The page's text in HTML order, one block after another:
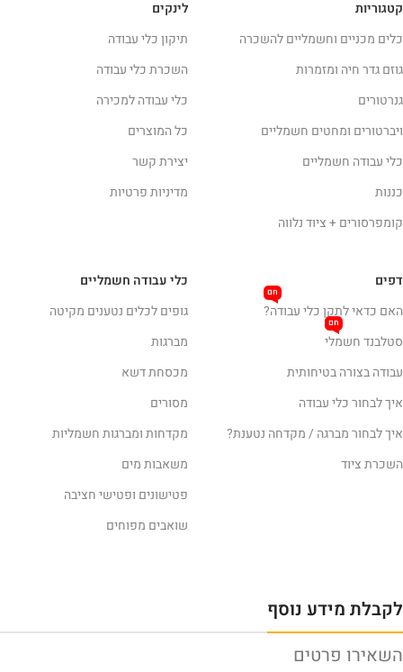
לינקים
תיקון כלי עבודה
השכרת כלי עבודה
כלי עבודה למכירה
כל המוצרים
יצירת קשר
מדיניות פרטיות
קטגוריות
כלים מכניים וחשמליים להשכרה
גוזם גדר חיה ומזמרות
גנרטורים
ויברטורים ומחטים חשמליים
כלי עבודה חשמליים
כננות
קומפרסורים + ציוד נלווה
כלי עבודה חשמליים
גופים לכלים נטענים מקיטה
מברגות
מכסחת דשא
מסורים
מקדחות ומברגות חשמליות
משאבות מים
פטישונים ופטישי חציבה
שואבים מפוחים
דפים
האם כדאי לתקן כלי עבודה?
חם
סטלבנד חשמלי
חם
עבודה בצורה בטיחותית
איך לבחור כלי עבודה
איך לבחור מברגה / מקדחה נטענת?
השכרת ציוד
לקבלת מידע נוסף
השאירו פרטים